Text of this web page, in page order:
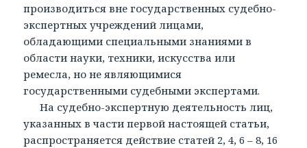
производиться вне государственных судебно-
экспертных учреждений лицами,
обладающими специальными знаниями в
области науки, техники, искусства или
ремесла, но не являющимися
государственными судебными экспертами.
На судебно-экспертную деятельность лиц,
указанных в части первой настоящей статьи,
распространяется действие статей 2, 4, 6 – 8, 16